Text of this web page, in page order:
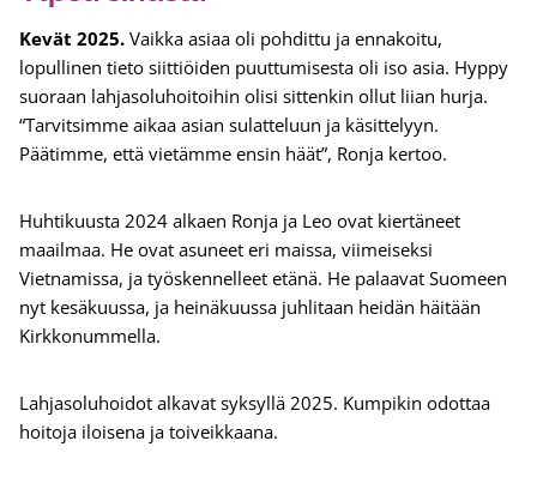
Kevät 2025. Vaikka asiaa oli pohdittu ja ennakoitu,
lopullinen tieto siittiöiden puuttumisesta oli iso asia. Hyppy
suoraan lahjasoluhoitoihin olisi sittenkin ollut liian hurja.
“Tarvitsimme aikaa asian sulatteluun ja käsittelyyn.
Päätimme, että vietämme ensin häät”, Ronja kertoo.
Huhtikuusta 2024 alkaen Ronja ja Leo ovat kiertäneet
maailmaa. He ovat asuneet eri maissa, viimeiseksi
Vietnamissa, ja työskennelleet etänä. He palaavat Suomeen
nyt kesäkuussa, ja heinäkuussa juhlitaan heidän häitään
Kirkkonummella.
Lahjasoluhoidot alkavat syksyllä 2025. Kumpikin odottaa
hoitoja iloisena ja toiveikkaana.